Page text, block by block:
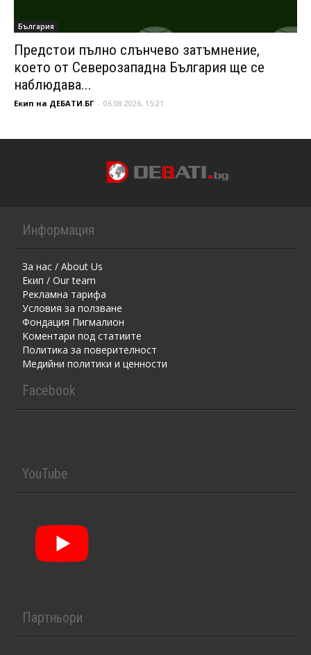
България
Предстои пълно слънчево затъмнение,
което от Северозападна България ще се
наблюдава...
Екип на ДЕБАТИ.БГ - 06.08.2026, 15:21
Информация
За нас / About Us
Екип / Our team
Рекламна тарифа
Условия за ползване
Фондация Пигмалион
Kоментaри под статиите
Политика за поверителност
Медийни политики и ценности
Facebook
YouTube
Партньори